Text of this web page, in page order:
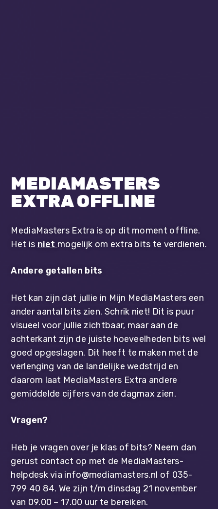
MEDIAMASTERS
EXTRA OFFLINE
MediaMasters Extra is op dit moment offline.
Het is niet mogelijk om extra bits te verdienen.
Andere getallen bits
Het kan zijn dat jullie in Mijn MediaMasters een
ander aantal bits zien. Schrik niet! Dit is puur
visueel voor jullie zichtbaar, maar aan de
achterkant zijn de juiste hoeveelheden bits wel
goed opgeslagen. Dit heeft te maken met de
verlenging van de landelijke wedstrijd en
daarom laat MediaMasters Extra andere
gemiddelde cijfers van de dagmax zien.
Vragen?
Heb je vragen over je klas of bits? Neem dan
gerust contact op met de MediaMasters-
helpdesk via info@mediamasters.nl of 035-
799 40 84. We zijn t/m dinsdag 21 november
van 09.00 – 17.00 uur te bereiken.